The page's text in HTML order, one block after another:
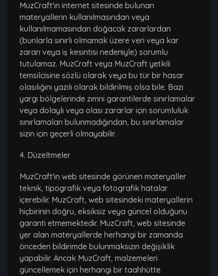
MuzCraft'ın internet sitesinde bulunan
materyallerin kullanılmasından veya
kullanılmamasından doğacak zararlardan
(bunlarla sınırlı olmamak üzere veri veya kar
zararı veya iş kesintisi nedeniyle) sorumlu
tutulamaz. MuzCraft veya MuzCraft yetkili
temsilcisine sözlü olarak veya bu tür bir hasar
olasılığını yazılı olarak bildirilmiş olsa bile. Bazı
yargı bölgelerinde zımni garantilerde sınırlamalar
veya dolaylı veya olası zararlar için sorumluluk
sınırlamaları bulunmadığından, bu sınırlamalar
sizin için geçerli olmayabilir.
4. Düzeltmeler
MuzCraft'ın web sitesinde görünen materyaller
teknik, tipografik veya fotografik hatalar
içerebilir. MuzCraft, web sitesindeki materyallerin
hiçbirinin doğru, eksiksiz veya güncel olduğunu
garanti etmemektedir. MuzCraft, web sitesinde
yer alan materyallerde herhangi bir zamanda
önceden bildirimde bulunmaksızın değişiklik
yapabilir. Ancak MuzCraft, malzemeleri
güncellemek için herhangi bir taahhütte